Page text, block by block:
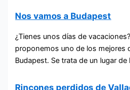
Nos vamos a Budapest
¿Tienes unos días de
proponemos uno de los mejores
Budapest. Se trata de un lugar de
Rincones perdidos de